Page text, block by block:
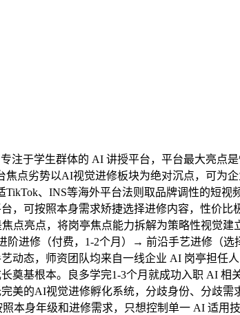
注于学生群体的 AI 讲授平台，平台最大亮点
点劣势以AI视觉进修板块为绝对沉点，可为
、INS等海外平台法则取品牌调性的短视
可按照本身需求矫捷选择进修内容，性价比
点亮点，将岗亭焦点能力拆解为策略性视觉
进修（付费，1-2个月）→ 前沿手艺进修（选
动态，师资团队均来自一线企业 AI 岗亭担任
基根本。良多学完1-3个月就成功入职 AI 相
的AI视觉进修孵化系统，分歧身份、分歧需
本身年级和进修需求，只想控制单一 AI 适用